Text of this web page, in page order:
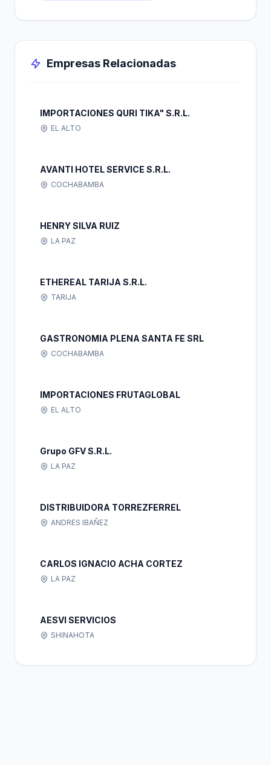
Empresas Relacionadas
IMPORTACIONES QURI TIKA" S.R.L.
EL ALTO
AVANTI HOTEL SERVICE S.R.L.
COCHABAMBA
HENRY SILVA RUIZ
LA PAZ
ETHEREAL TARIJA S.R.L.
TARIJA
GASTRONOMIA PLENA SANTA FE SRL
COCHABAMBA
IMPORTACIONES FRUTAGLOBAL
EL ALTO
Grupo GFV S.R.L.
LA PAZ
DISTRIBUIDORA TORREZFERREL
ANDRES IBAÑEZ
CARLOS IGNACIO ACHA CORTEZ
LA PAZ
AESVI SERVICIOS
SHINAHOTA